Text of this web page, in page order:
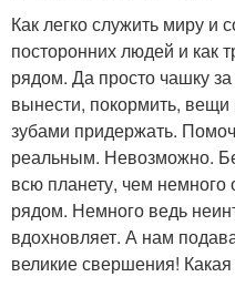
Как легко служить миру и
посторонних людей и как
рядом. Да просто чашку
вынести, покормить,
зубами придержать.
реальным. Невозможно.
всю планету, чем немного
рядом. Немного ведь
вдохновляет. А нам
великие свершения!